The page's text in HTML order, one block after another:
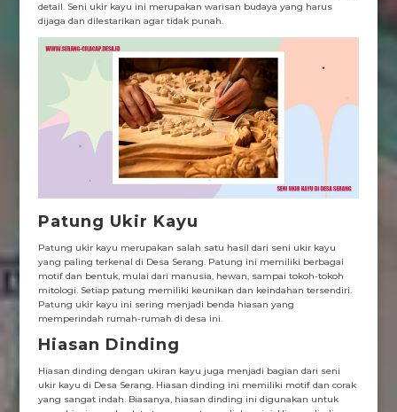
detail. Seni ukir kayu ini merupakan warisan budaya yang harus
dijaga dan dilestarikan agar tidak punah.
Patung Ukir Kayu
Patung ukir kayu merupakan salah satu hasil dari seni ukir kayu
yang paling terkenal di Desa Serang. Patung ini memiliki berbagai
motif dan bentuk, mulai dari manusia, hewan, sampai tokoh-tokoh
mitologi. Setiap patung memiliki keunikan dan keindahan tersendiri.
Patung ukir kayu ini sering menjadi benda hiasan yang
memperindah rumah-rumah di desa ini.
Hiasan Dinding
Hiasan dinding dengan ukiran kayu juga menjadi bagian dari seni
ukir kayu di Desa Serang. Hiasan dinding ini memiliki motif dan corak
yang sangat indah. Biasanya, hiasan dinding ini digunakan untuk